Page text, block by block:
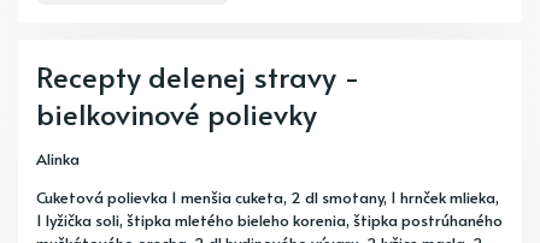
Recepty delenej stravy -
bielkovinové polievky
Alinka
Cuketová polievka 1 menšia cuketa, 2 dl smotany, 1 hrnček mlieka,
1 lyžička soli, štipka mletého bieleho korenia, štipka postrúhaného